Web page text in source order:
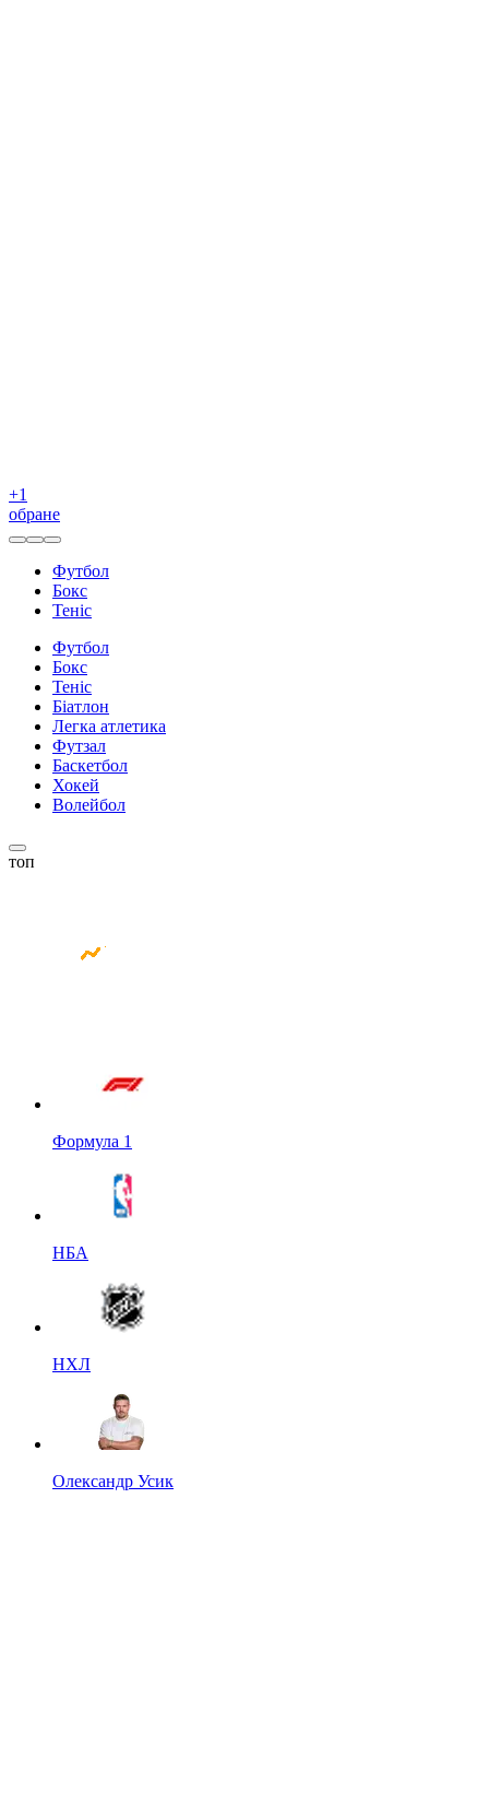
+1
обране
Футбол
Бокс
Теніс
Футбол
Бокс
Теніс
Біатлон
Легка атлетика
Футзал
Баскетбол
Хокей
Волейбол
топ
Формула 1
НБА
НХЛ
Олександр Усик